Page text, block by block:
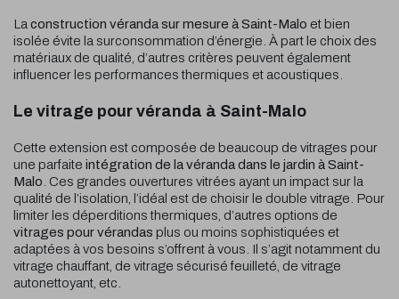
La construction véranda sur mesure à Saint-Malo et bien
isolée évite la surconsommation d’énergie. À part le choix des
matériaux de qualité, d’autres critères peuvent également
influencer les performances thermiques et acoustiques.
Le vitrage pour véranda à Saint-Malo
Cette extension est composée de beaucoup de vitrages pour
une parfaite intégration de la véranda dans le jardin à Saint-
Malo . Ces grandes ouvertures vitrées ayant un impact sur la
qualité de l’isolation, l’idéal est de choisir le double vitrage. Pour
limiter les déperditions thermiques, d’autres options de
vitrages pour vérandas plus ou moins sophistiquées et
adaptées à vos besoins s’offrent à vous. Il s’agit notamment du
vitrage chauffant, de vitrage sécurisé feuilleté, de vitrage
autonettoyant, etc.